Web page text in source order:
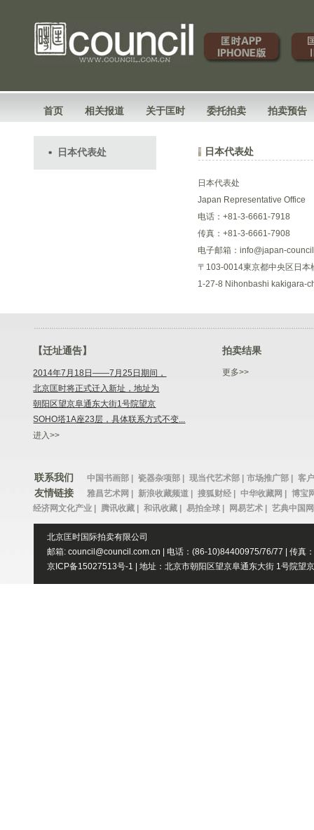
首页 相关报道 关于匡时 委托拍卖 拍卖预告
日本代表处 日本代表处
日本代表处
Japan Representative Office
电话：+81-3-6661-7918
传真：+81-3-6661-7908
电子邮箱：info@japan-
〒103-0014東京都中央区日
1-27-8 Nihonbashi kakigara-
【迁址通告】
2014年7月18日——7月25日期间，
北京匡时将正式迁入新址，地址为
朝阳区望京阜通东大街1号院望京
SOHO塔1A座23层，具体联系方式不变...
进入>>
拍卖结果
更多>>
联系我们 中国书画部 | 瓷器杂项部 | 现当代艺术部 | 市场推广部 | 客
友情链接 雅昌艺术网 | 新浪收藏频道 | 搜狐财经 | 中华收藏网 |
博宝
经济网文化产业 |
腾讯收藏 | 和讯收藏 | 易拍全球 | 网易艺术 | 艺典中国
北京匡时国际拍卖有限公司
邮箱: council@council.com.cn | 电话：(86-10)84400975/76/77 | 传真
京ICP备15027513号-1 | 地址：北京市朝阳区望京阜通东大街 1号院望